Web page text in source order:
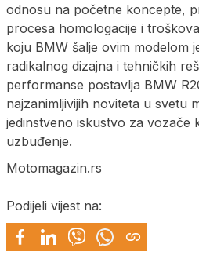
odnosu na početne koncepte,
procesa homologacije i
koju BMW šalje ovim modelom
radikalnog dizajna i tehničkih
performanse postavlja BMW
najzanimljivijih noviteta u svetu
jedinstveno iskustvo za vozače
uzbuđenje.
Motomagazin.rs
Podijeli vijest na: